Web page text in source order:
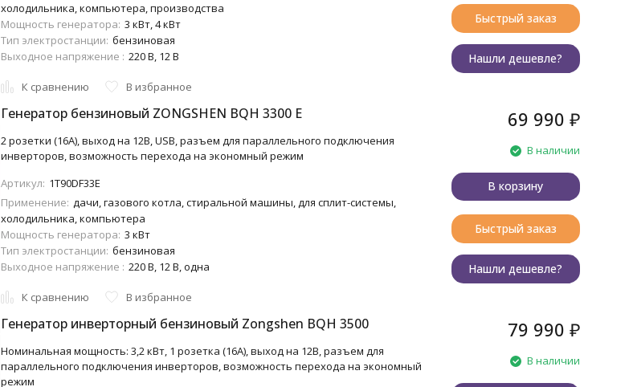
холодильника, компьютера, производства
Мощность генератора: 3 кВт, 4 кВт
Тип электростанции: бензиновая
Выходное напряжение : 220 В, 12 В
К сравнению В избранное
Быстрый заказ
Нашли дешевле?
Генератор бензиновый ZONGSHEN BQH 3300 E
2 розетки (16A), выход на 12В, USB, разъем для параллельного подключения
инверторов, возможность перехода на экономный режим
Артикул: 1T90DF33E
Применение: дачи, газового котла, стиральной машины, для сплит-системы,
холодильника, компьютера
Мощность генератора: 3 кВт
Тип электростанции: бензиновая
Выходное напряжение : 220 В, 12 В, одна
К сравнению В избранное
69 990 ₽
В наличии
В корзину
Быстрый заказ
Нашли дешевле?
Генератор инверторный бензиновый Zongshen BQH 3500
Номинальная мощность: 3,2 кВт, 1 розетка (16A), выход на 12В, разъем для
параллельного подключения инверторов, возможность перехода на экономный
режим
79 990 ₽
В наличии